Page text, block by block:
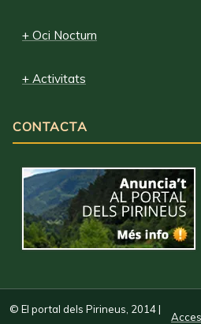
+ Oci Nocturn
+ Activitats
CONTACTA
© El portal dels Pirineus, 2014|